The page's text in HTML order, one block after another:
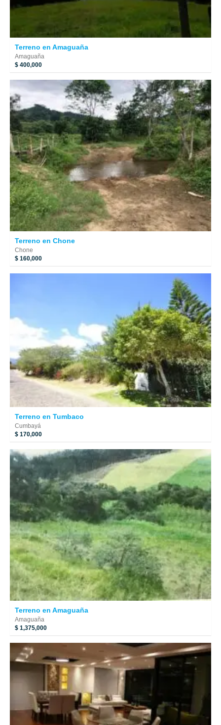
Terreno en Amaguaña
Amaguaña
$ 400,000
Terreno en Chone
Chone
$ 160,000
Terreno en Tumbaco
Cumbayá
$ 170,000
Terreno en Amaguaña
Amaguaña
$ 1,375,000